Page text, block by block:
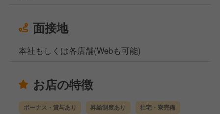
面接地
本社もしくは各店舗(Webも可能)
お店の特徴
ボーナス・賞与あり 昇給制度あり 社宅・寮完備